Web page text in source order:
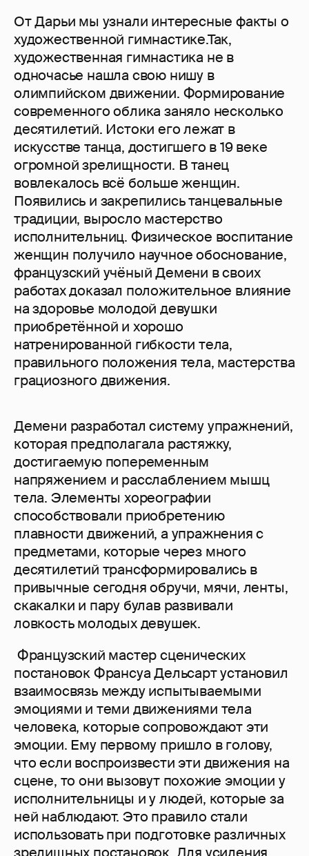
От Дарьи мы узнали интересные факты о
художественной гимнастике.Так,
художественная гимнастика не в
одночасье нашла свою нишу в
олимпийском движении. Формирование
современного облика заняло несколько
десятилетий. Истоки его лежат в
искусстве танца, достигшего в 19 веке
огромной зрелищности. В танец
вовлекалось всё больше женщин.
Появились и закрепились танцевальные
традиции, выросло мастерство
исполнительниц. Физическое воспитание
женщин получило научное обоснование,
французский учёный Демени в своих
работах доказал положительное влияние
на здоровье молодой девушки
приобретённой и хорошо
натренированной гибкости тела,
правильного положения тела, мастерства
грациозного движения.
Демени разработал систему упражнений,
которая предполагала растяжку,
достигаемую попеременным
напряжением и расслаблением мышц
тела. Элементы хореографии
способствовали приобретению
плавности движений, а упражнения с
предметами, которые через много
десятилетий трансформировались в
привычные сегодня обручи, мячи, ленты,
скакалки и пару булав развивали
ловкость молодых девушек.
Французский мастер сценических
постановок Франсуа Дельсарт установил
взаимосвязь между испытываемыми
эмоциями и теми движениями тела
человека, которые сопровождают эти
эмоции. Ему первому пришло в голову,
что если воспроизвести эти движения на
сцене, то они вызовут похожие эмоции у
исполнительницы и у людей, которые за
ней наблюдают. Это правило стали
использовать при подготовке различных